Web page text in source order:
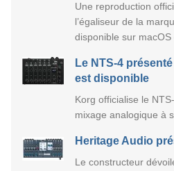
Une reproduction
l’égaliseur de la
disponible sur macOS
Le NTS-4
est disponible
Korg officialise le
mixage analogique à
Heritage Audio
Le constructeur